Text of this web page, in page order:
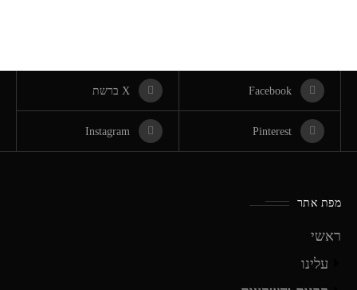
Facebook X ברשת
Pinterest
Instagram
מפת אתר
ראשי
עלינו